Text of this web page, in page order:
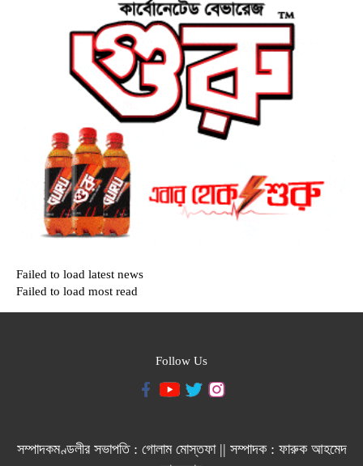
Failed to load latest news
Failed to load most read
Follow Us
সম্পাদকমণ্ডলীর সভাপতি : গোলাম মোস্তফা || সম্পাদক : ফারুক আহমেদ